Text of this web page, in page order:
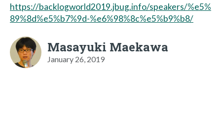
https://backlogworld2019.jbug.info/speakers/%e5%
89%8d%e5%b7%9d-%e6%98%8c%e5%b9%b8/
Masayuki Maekawa
January 26, 2019